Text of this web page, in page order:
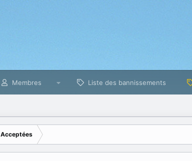
Membres Liste des bannissements
Acceptées